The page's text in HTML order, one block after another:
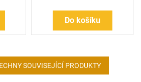
Do košíku
SOUVISEJÍCÍ PRODUKTY